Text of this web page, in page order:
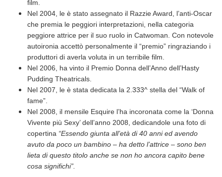
film.
Nel 2004, le è stato assegnato il Razzie Award, l’anti-Oscar
che premia le peggiori interpretazioni, nella categoria
peggiore attrice per il suo ruolo in Catwoman. Con notevole
autoironia accettò personalmente il “premio” ringraziando i
produttori di averla voluta in un terribile film.
Nel 2006, ha vinto il Premio Donna dell’Anno dell’Hasty
Pudding Theatricals.
Nel 2007, le è stata dedicata la 2.333^ stella del “Walk of
fame”.
Nel 2008, il mensile Esquire l’ha incoronata come la ‘Donna
Vivente più Sexy’ dell’anno 2008, dedicandole una foto di
copertina “Essendo giunta all’età di 40 anni ed avendo
avuto da poco un bambino – ha detto l’attrice – sono ben
lieta di questo titolo anche se non ho ancora capito bene
cosa significhi”.